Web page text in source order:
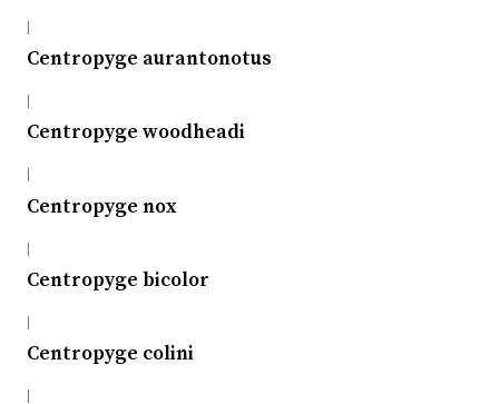
|
Centropyge aurantonotus
|
Centropyge woodheadi
|
Centropyge nox
|
Centropyge bicolor
|
Centropyge colini
|